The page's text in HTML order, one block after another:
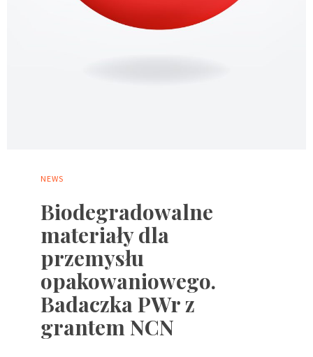
NEWS
Biodegradowalne
materiały dla
przemysłu
opakowaniowego.
Badaczka PWr z
grantem NCN